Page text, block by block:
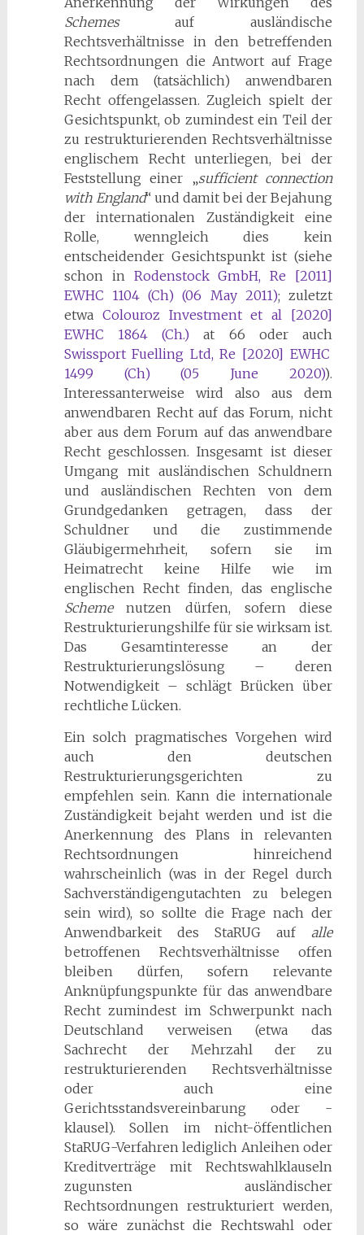
Schemesauf ausländische
Rechtsverhältnisse in den betreffenden
Rechtsordnungen die Antwort auf Frage
nach dem (tatsächlich) anwendbaren
Recht offengelassen. Zugleich spielt der
Gesichtspunkt, ob zumindest ein Teil der
zu restrukturierenden Rechtsverhältnisse
englischem Recht unterliegen, bei der
Feststellung einer „sufficient connection
with England“ und damit bei der Bejahung
der internationalen Zuständigkeit eine
Rolle, wenngleich dies kein
entscheidender Gesichtspunkt ist (siehe
schon in Rodenstock GmbH, Re [2011]
EWHC 1104 (Ch) (06 May 2011); zuletzt
etwa Colouroz Investment et al [2020]
EWHC 1864 (Ch.) at 66 oder auch
Swissport Fuelling Ltd, Re [2020] EWHC
1499 (Ch) (05 June 2020)).
Interessanterweise wird also aus dem
anwendbaren Recht auf das Forum, nicht
aber aus dem Forum auf das anwendbare
Recht geschlossen. Insgesamt ist dieser
Umgang mit ausländischen Schuldnern
und ausländischen Rechten von dem
Grundgedanken getragen, dass der
Schuldner und die zustimmende
Gläubigermehrheit, sofern sie im
Heimatrecht keine Hilfe wie im
englischen Recht finden, das englische
Schemenutzen dürfen, sofern diese
Restrukturierungshilfe für sie wirksam ist.
Das Gesamtinteresse an der
Restrukturierungslösung – deren
Notwendigkeit – schlägt Brücken über
rechtliche Lücken.
Ein solch pragmatisches Vorgehen wird
auch den deutschen
Restrukturierungsgerichten zu
empfehlen sein. Kann die internationale
Zuständigkeit bejaht werden und ist die
Anerkennung des Plans in relevanten
Rechtsordnungen hinreichend
wahrscheinlich (was in der Regel durch
Sachverständigengutachten zu belegen
sein wird), so sollte die Frage nach der
Anwendbarkeit des StaRUG aufalle
betroffenen Rechtsverhältnisse offen
bleiben dürfen, sofern relevante
Anknüpfungspunkte für das anwendbare
Recht zumindest im Schwerpunkt nach
Deutschland verweisen (etwa das
Sachrecht der Mehrzahl der zu
restrukturierenden Rechtsverhältnisse
oder auch eine
Gerichtsstandsvereinbarung oder -
klausel). Sollen im nicht-öffentlichen
StaRUG-Verfahren lediglich Anleihen oder
Kreditverträge mit Rechtswahlklauseln
zugunsten ausländischer
Rechtsordnungen restrukturiert werden,
so wäre zunächst die Rechtswahl oder